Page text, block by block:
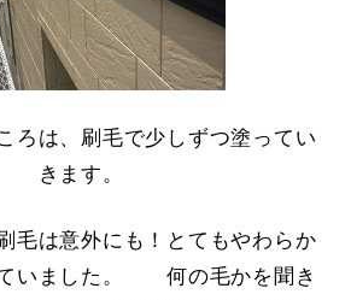
ろは、刷毛で少しずつ塗ってい
きます。
は意外にも！とてもやわらか
ていました。 何の毛かを聞き